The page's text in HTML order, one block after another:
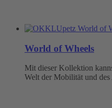
World of Wheels
Mit dieser Kollektion
Welt der Mobilität und des